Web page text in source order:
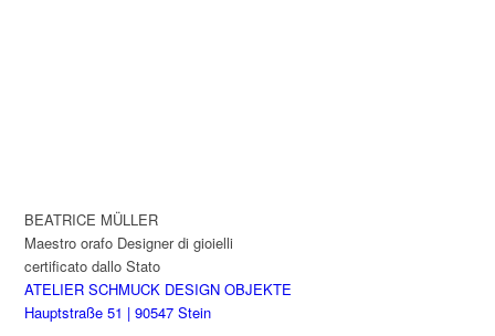
BEATRICE MÜLLER
Maestro orafo Designer di gioielli
certificato dallo Stato
ATELIER SCHMUCK DESIGN OBJEKTE
Hauptstraße 51 | 90547 Stein